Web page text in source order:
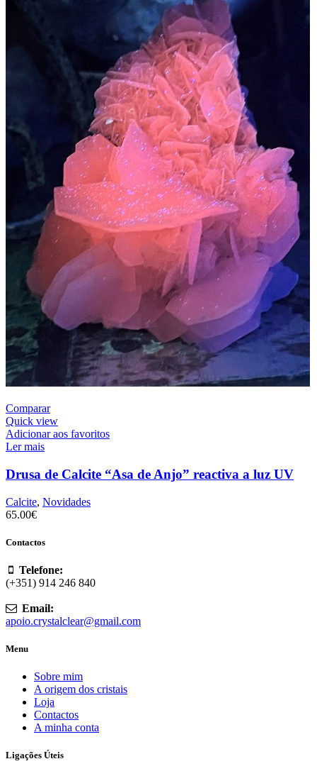
Comparar
Quick view
Adicionar aos favoritos
Ler mais
Drusa de Calcite “Asa de Anjo” reactiva a luz UV
Calcite, Novidades
65.00€
Contactos
Telefone:
(+351) 914 246 840
Email:
apoio.crystalclear@gmail.com
Menu
Sobre mim
A origem dos cristais
Loja
Contactos
A minha conta
Ligações Úteis